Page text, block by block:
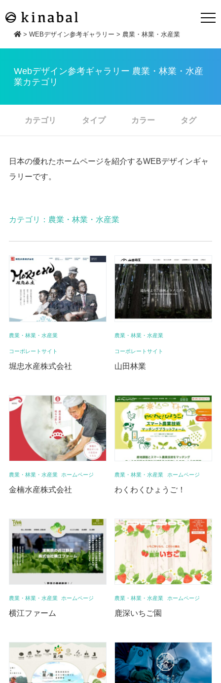
> WEBデザイン参考ギャラリー > 農業・林業・水産業
Webデザイン参考ギャラリー 農業・林業・水産
業カテゴリ
カテゴリ タイプ カラー タグ
日本の優れたホームページを紹介するWEBデザインギャ
ラリーです。
カテゴリ：農業・林業・水産業
農業・林業・水産業
コーポレートサイト
堀忠水産株式会社
農業・林業・水産業
コーポレートサイト
山田林業
農業・林業・水産業 ホームページ
金楠水産株式会社
農業・林業・水産業 ホームページ
わくわくひょうご！
農業・林業・水産業 ホームページ
横江ファーム
農業・林業・水産業 ホームページ
鹿深いちご園